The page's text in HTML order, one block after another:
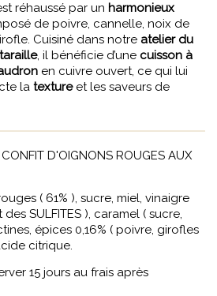
réhaussé par un harmonieux
de poivre, cannelle, noix de
Cuisiné dans notre atelier du
, il bénéficie d’une cuisson à
en cuivre ouvert, ce qui lui
la textureet les saveurs de
CONFIT D'OIGNONS ROUGES AUX
( 61% ), sucre, miel, vinaigre
SULFITES ), caramel ( sucre,
épices 0,16% ( poivre, girofles
citrique.
15 jours au frais après